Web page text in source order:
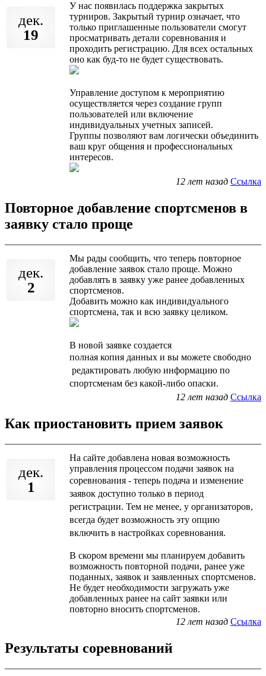
дек.
19
У нас появилась поддержка закрытых
турниров. Закрытый турнир означает, что
только приглашенные пользователи смогут
просматривать детали соревнования и
проходить регистрацию. Для всех остальных
оно как буд-то не будет существовать.
Управление доступом к мероприятию
осуществляется через создание групп
пользователей или включение
индивидуальных учетных записей.
Группы позволяют вам логически объединить
ваш круг общения и профессиональных
интересов.
12 лет назад Ссылка
Повторное добавление спортсменов в
заявку стало проще
дек.
2
Мы рады сообщить, что теперь повторное
добавление заявок стало проще. Можно
добавлять в заявку уже ранее добавленных
спортсменов.
Добавить можно как индивидуального
спортсмена, так и всю заявку целиком.
В новой заявке создается
полная копия данных и вы можете свободно
редактировать любую информацию по
спортсменам без какой-либо опаски.
12 лет назад Ссылка
Как приостановить прием заявок
дек.
1
На сайте добавлена новая возможность
управления процессом подачи заявок на
соревнования - теперь подача и изменение
заявок доступно только в период
регистрации. Тем не менее, у организаторов,
всегда будет возможность эту опцию
включить в настройках соревнования.
В скором времени мы планируем добавить
возможность повторной подачи, ранее уже
поданных, заявок и заявленных спортсменов.
Не будет необходимости загружать уже
добавленных ранее на сайт заявки или
повторно вносить спортсменов.
12 лет назад Ссылка
Результаты соревнований